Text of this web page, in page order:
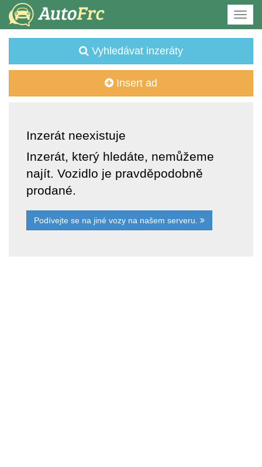
Vyhledávat inzeráty
Insert ad
Inzerát neexistuje
Inzerát, který hledáte, nemůžeme
najít. Vozidlo je pravděpodobně
prodané.
Podívejte se na jiné vozy na našem serveru.